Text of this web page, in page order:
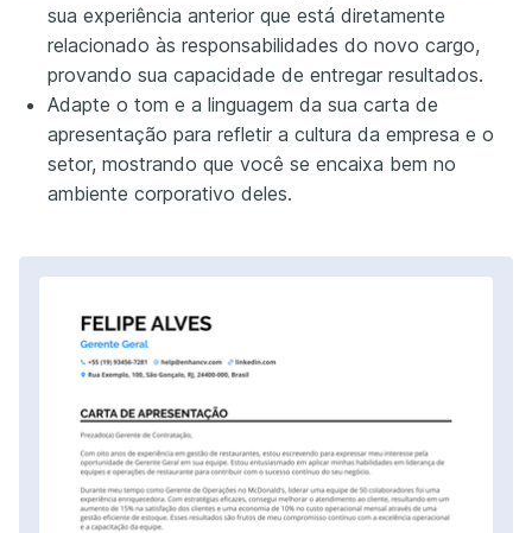
sua experiência anterior que está diretamente
relacionado às responsabilidades do novo cargo,
provando sua capacidade de entregar resultados.
Adapte o tom e a linguagem da sua carta de
apresentação para refletir a cultura da empresa e o
setor, mostrando que você se encaixa bem no
ambiente corporativo deles.